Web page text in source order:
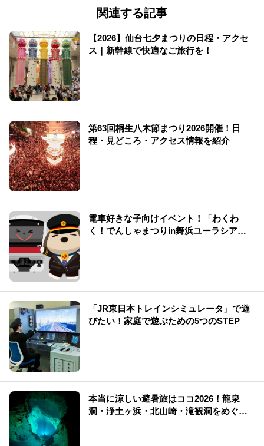
関連する記事
【2026】仙台七夕まつりの日程・アクセ
ス｜新幹線で快適なご旅行を！
第63回桐生八木節まつり2026開催！日
程・見どころ・アクセス情報を紹介
電車好きな子向けイベント！「わくわ
く！でんしゃまつりin舞浜ユーラシア」
「JR東日本トレインシミュレータ」で遊
びたい！家庭で遊ぶための5つのSTEP
本当に涼しい避暑旅はココ2026！龍泉
洞・浄土ヶ浜・北山崎・滝観洞をめぐ